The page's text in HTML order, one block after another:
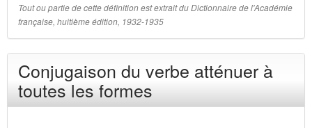
Tout ou partie de cette définition est extrait du Dictionnaire de l'Académie
française, huitième édition, 1932-1935
Conjugaison du verbe atténuer à
toutes les formes